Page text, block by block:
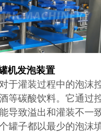
机发泡装置
于灌装过程中的泡沫
等碳酸饮料。它通过
导致溢出和灌装不一
罐子都以最少的泡沫